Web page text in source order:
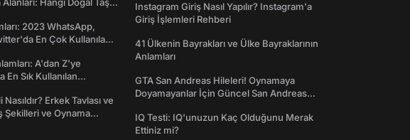
Hangi Doğal Taş
2023 WhatsApp,
En Çok Kullanılan
A'dan Z'ye
Sık Kullanılan
Erkek Tavlası ve
Şekilleri ve Oynama
Instagram Giriş Nasıl Yapılır? Instagram'a
Giriş İşlemleri Rehberi
41 Ülkenin Bayrakları ve Ülke Bayraklarının
Anlamları
GTA San Andreas Hileleri! Oynamaya
Doyamayanlar İçin Güncel San Andreas
IQ Testi: IQ'unuzun Kaç Olduğunu Merak
Ettiniz mi?